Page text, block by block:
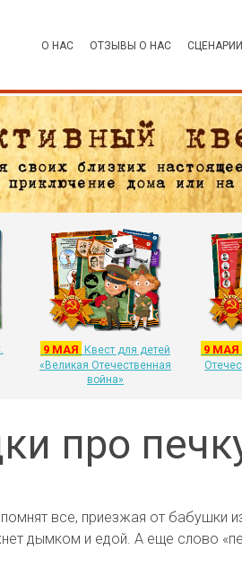
О НАС ОТЗЫВЫ О НАС
9 МАЯ Квест для детей
«Великая Отечественная
война»
9 МАЯ
про
все, приезжая от бабушки
дымком и едой. А еще слово